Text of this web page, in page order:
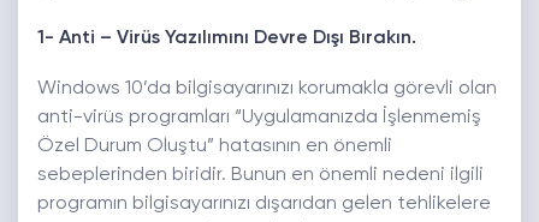
1- Anti – Virüs Yazılımını Devre Dışı Bırakın.
Windows 10’da bilgisayarınızı korumakla görevli olan
anti-virüs programları “Uygulamanızda İşlenmemiş
Özel Durum Oluştu” hatasının en önemli
sebeplerinden biridir. Bunun en önemli nedeni ilgili
programın bilgisayarınızı dışarıdan gelen tehlikelere